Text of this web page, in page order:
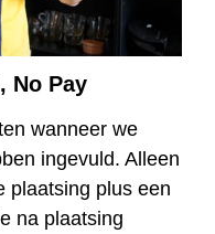
No Pay
wanneer we
ingevuld. Alleen
plaatsing plus een
na plaatsing